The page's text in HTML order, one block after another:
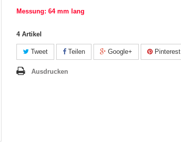
Messung: 64 mm lang
4 Artikel
Tweet Teilen Google+ Pinterest
Ausdrucken